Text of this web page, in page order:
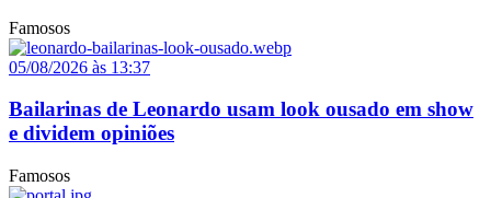
Famosos
05/08/2026 às 13:37
Bailarinas de Leonardo usam look ousado em show
e dividem opiniões
Famosos